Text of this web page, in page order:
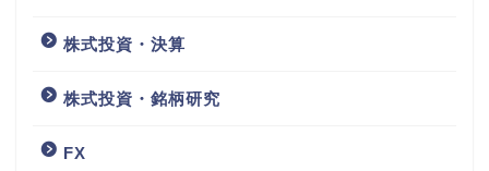
株式投資・決算
株式投資・銘柄研究
FX